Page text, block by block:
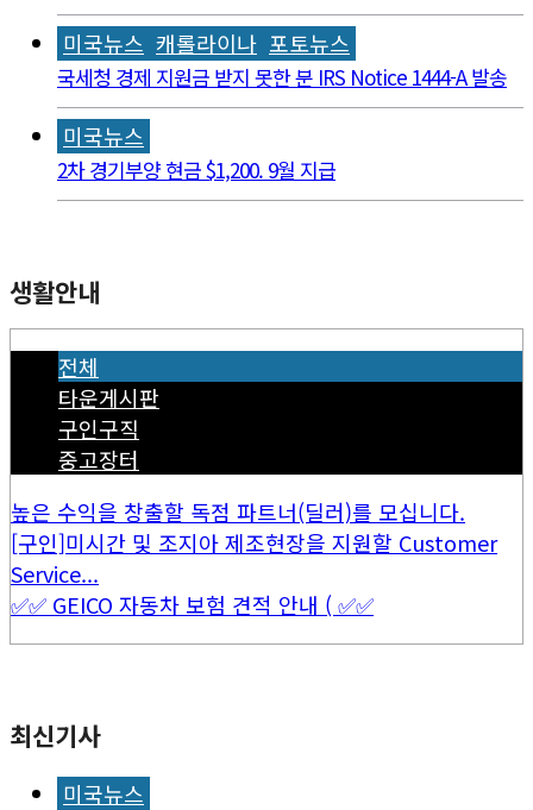
미국뉴스 캐롤라이나 포토뉴스
국세청 경제 지원금 받지 못한 분 IRS Notice 1444-A 발송
미국뉴스
2차 경기부양 현금 $1,200. 9월 지급
생활안내
전체
타운게시판
구인구직
중고장터
높은 수익을 창출할 독점 파트너(딜러)를 모십니다.
[구인]미시간 및 조지아 제조현장을 지원할 Customer
Service...
✅✅ GEICO 자동차 보험 견적 안내 ( ✅✅
최신기사
미국뉴스